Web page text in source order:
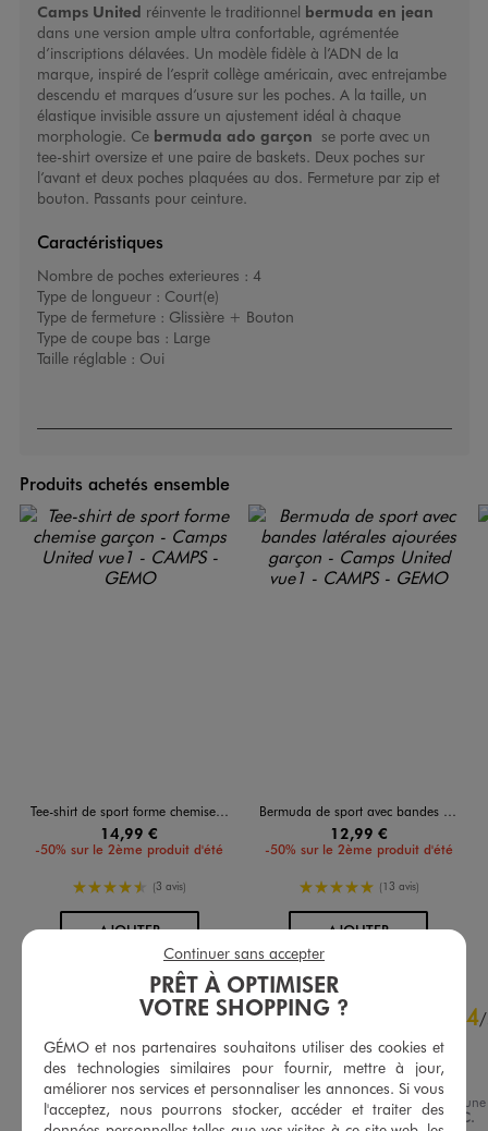
Camps United réinvente le traditionnel bermuda en jean
dans une version ample ultra confortable, agrémentée
d’inscriptions délavées. Un modèle fidèle à l’ADN de la
marque, inspiré de l’esprit collège américain, avec entrejambe
descendu et marques d’usure sur les poches. A la taille, un
élastique invisible assure un ajustement idéal à chaque
morphologie. Ce bermuda ado garçon se porte avec un
tee-shirt oversize et une paire de baskets. Deux poches sur
l’avant et deux poches plaquées au dos. Fermeture par zip et
bouton. Passants pour ceinture.
Caractéristiques
Nombre de poches exterieures : 4
Type de longueur : Court(e)
Type de fermeture : Glissière + Bouton
Type de coupe bas : Large
Taille réglable : Oui
Produits achetés ensemble
Tee-shirt de sport forme chemise garçon - Camps United
14,99 €
-50% sur le 2ème produit d'été
4.5/5 de moyenne
(3 avis)
AJOUTERAU PANIER
Bermuda de sport avec bandes latérales ajourées garçon - Camps United
12,99 €
-50% sur le 2ème produit d'été
5/5 de moyenne
(13 avis)
AJOUTERAU PANIER
4.8/5
Basé sur30 avis soumis à un
4/
Avis vérifié et récompensé
Bien en taille
Avis du 04/08/2026
, suite à
du23/07/2026 par Chantal C.
PRÊT À OPTIMISER
VOTRE SHOPPING ?
GÉMO et nos partenaires souhaitons utiliser des cookies et
des technologies similaires pour fournir, mettre à jour,
améliorer nos services et personnaliser les annonces. Si vous
l'acceptez, nous pourrons stocker, accéder et traiter des
Continuer sans accepter